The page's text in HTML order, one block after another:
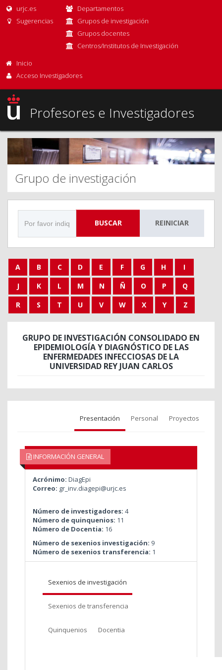
urjc.es
Sugerencias
Departamentos
Grupos de investigación
Grupos docentes
Centros/Institutos de Investigación
Inicio
Acceso Investigadores
Profesores e Investigadores
Grupo de investigación
BUSCAR REINICIAR
A B C D E F G H
I
J
K L M N Ñ O P
Q
R
S T U V W X Y Z
GRUPO DE INVESTIGACIÓN CONSOLIDADO EN
EPIDEMIOLOGÍA Y DIAGNÓSTICO DE LAS
ENFERMEDADES INFECCIOSAS DE LA
UNIVERSIDAD REY JUAN CARLOS
Presentación Personal Proyectos
INFORMACIÓN GENERAL
Acrónimo: DiagEpi
Correo: gr_inv.diagepi@urjc.es
Número de investigadores: 4
Número de quinquenios: 11
Número de Docentia: 16
Número de sexenios investigación: 9
Número de sexenios transferencia: 1
Sexenios de investigación
Sexenios de transferencia
Quinquenios Docentia